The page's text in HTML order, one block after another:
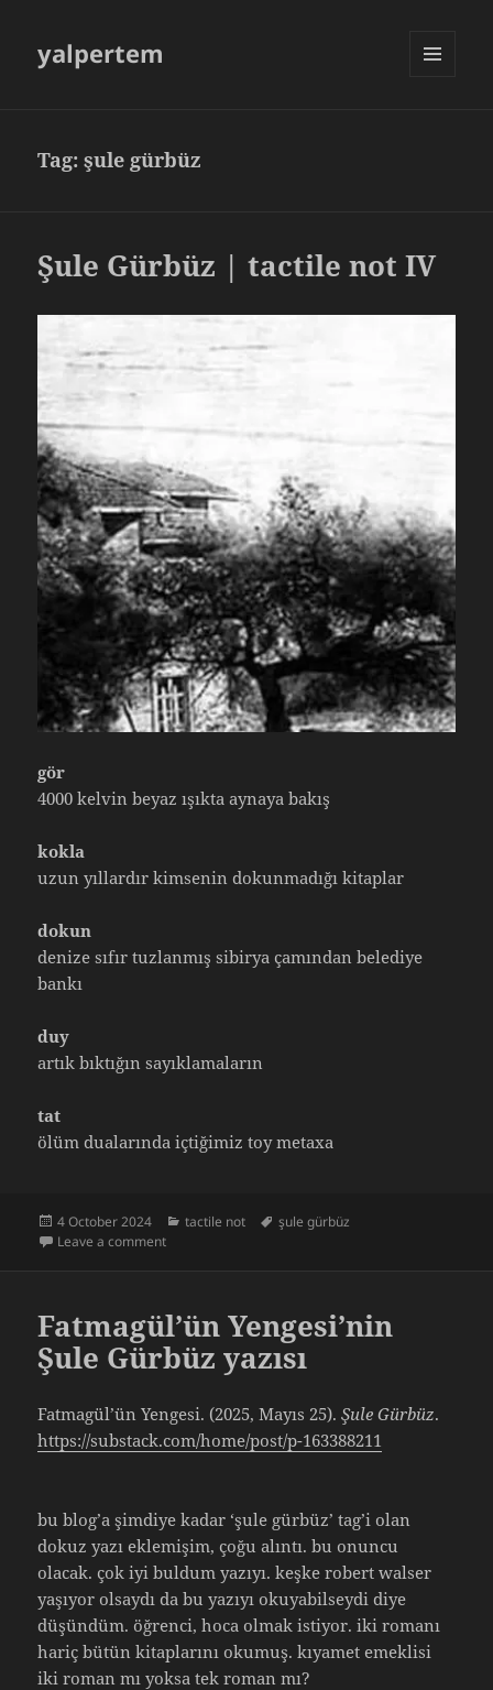
yalpertem
Tag:şule gürbüz
Şule Gürbüz | tactile not IV
gör
4000 kelvin beyaz ışıkta aynaya bakış
kokla
uzun yıllardır kimsenin dokunmadığı kitaplar
dokun
denize sıfır tuzlanmış sibirya çamından belediye
bankı
duy
artık bıktığın sayıklamaların
tat
ölüm dualarında içtiğimiz toy metaxa
Posted
on
4 October 2024 Categories
tactile not Tags
şule gürbüz
Leave a commenton Şule Gürbüz | tactile not IV
Fatmagül’ün Yengesi’nin
Şule Gürbüz yazısı
Fatmagül’ün Yengesi. (2025, Mayıs 25).Şule Gürbüz.
https://substack.com/home/post/p-163388211
bu blog’a şimdiye kadar ‘şule gürbüz’ tag’i olan
dokuz yazı eklemişim, çoğu alıntı. bu onuncu
olacak. çok iyi buldum yazıyı. keşke robert walser
yaşıyor olsaydı da bu yazıyı okuyabilseydi diye
düşündüm. öğrenci, hoca olmak istiyor. iki romanı
hariç bütün kitaplarını okumuş. kıyamet emeklisi
iki roman mı yoksa tek roman mı?